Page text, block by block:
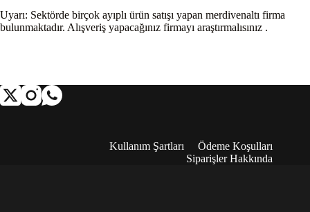
Uyarı: Sektörde birçok ayıplı ürün satışı yapan merdivenaltı firma
bulunmaktadır. Alışveriş yapacağınız firmayı araştırmalısınız .
Kullanım Şartları
Ödeme Koşulları
Siparişler Hakkında